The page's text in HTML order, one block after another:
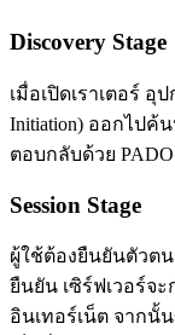
Discovery Stage
เมื่อเปิดเราเตอร์ อุ
Initiation) ออกไปค้น
ตอบกลับด้วย
Session Stage
ผู้ใช้ต้องยืนยันตัวตน
ยืนยัน เซิร์ฟเวอร์จะ
อินเทอร์เน็ต จากนั้